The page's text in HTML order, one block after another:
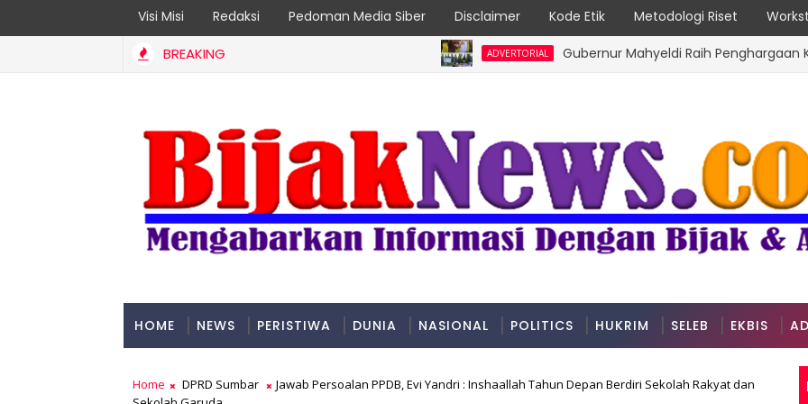
Visi Misi Redaksi Pedoman Media Siber Disclaimer Kode Etik Metodologi Riset
BREAKING ADVERTORIAL Gubernur Mahyeldi Raih Penghargaan Kartika
HOME NEWS PERISTIWA DUNIA NASIONAL POLITICS HUKRIM SELEB EKBIS
Home DPRD Sumbar
Jawab Persoalan PPDB, Evi Yandri : Inshaallah Tahun Depan Berdiri Sekolah Rakyat dan